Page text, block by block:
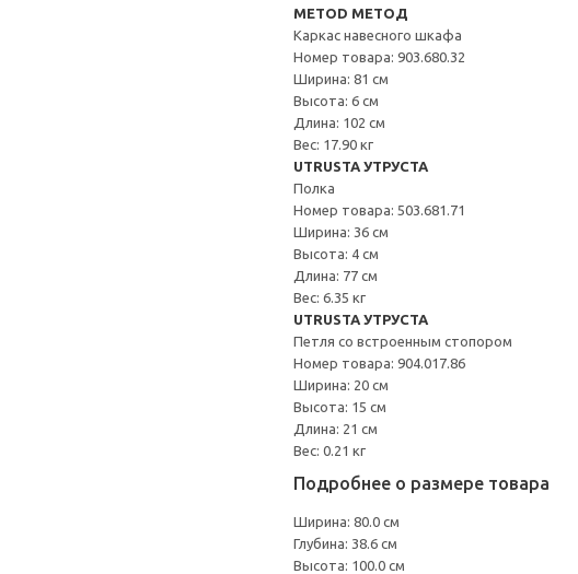
METOD МЕТОД
Каркас навесного шкафа
Номер товара: 903.680.32
Ширина: 81 см
Высота: 6 см
Длина: 102 см
Вес: 17.90 кг
UTRUSTA УТРУСТА
Полка
Номер товара: 503.681.71
Ширина: 36 см
Высота: 4 см
Длина: 77 см
Вес: 6.35 кг
UTRUSTA УТРУСТА
Петля со встроенным стопором
Номер товара: 904.017.86
Ширина: 20 см
Высота: 15 см
Длина: 21 см
Вес: 0.21 кг
Подробнее о размере товара
Ширина: 80.0 см
Глубина: 38.6 см
Высота: 100.0 см